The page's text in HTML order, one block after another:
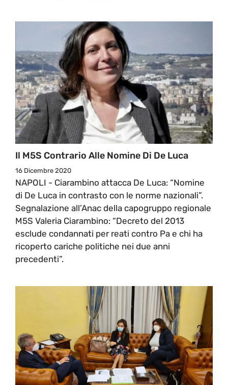
Il M5S Contrario Alle Nomine Di De Luca
16 Dicembre 2020
NAPOLI - Ciarambino attacca De Luca: “Nomine
di De Luca in contrasto con le norme nazionali”.
Segnalazione all’Anac della capogruppo regionale
M5S Valeria Ciarambino: “Decreto del 2013
esclude condannati per reati contro Pa e chi ha
ricoperto cariche politiche nei due anni
precedenti”.